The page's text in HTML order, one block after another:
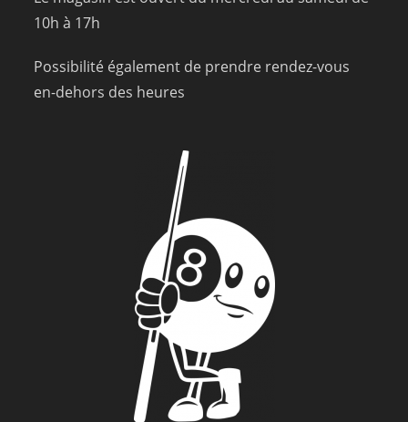
10h à 17h
Possibilité également de prendre rendez-vous
en-dehors des heures